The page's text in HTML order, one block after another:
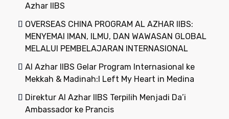
Azhar IIBS
OVERSEAS CHINA PROGRAM AL AZHAR IIBS:
MENYEMAI IMAN, ILMU, DAN WAWASAN GLOBAL
MELALUI PEMBELAJARAN INTERNASIONAL
Al Azhar IIBS Gelar Program Internasional ke
Mekkah & Madinah:I Left My Heart in Medina
Direktur Al Azhar IIBS Terpilih Menjadi Da’i
Ambassador ke Prancis